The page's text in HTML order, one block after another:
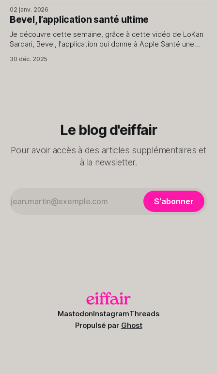
contenus pour le blog et le podcast. 2. J'avais prévu
2500km à vélo cette année, je n&
02 janv. 2026
Bevel, l’application santé ultime
Je découvre cette semaine, grâce à cette vidéo de LoKan
Sardari, Bevel, l'application qui donne à Apple Santé une
compris, exclusivement dédiée au monde Apple, elle utilise
30 déc. 2025
Le blog d'eiffair
Pour avoir accès à des articles supplémentaires et
à la newsletter.
S'abonner
MastodonInstagramThreads
Propulsé par Ghost